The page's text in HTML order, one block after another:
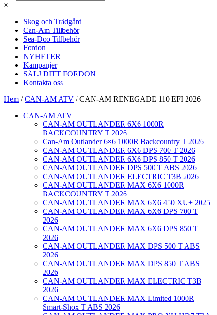
×
Skog och Trädgård
Can-Am Tillbehör
Sea-Doo Tillbehör
Fordon
NYHETER
Kampanjer
SÄLJ DITT FORDON
Kontakta oss
Hem /CAN-AM ATV / CAN-AM RENEGADE 110 EFI 2026
CAN-AM ATV
CAN-AM OUTLANDER 6X6 1000R
BACKCOUNTRY T 2026
Can-Am Outlander 6×6 1000R Backcountry T 2026
CAN-AM OUTLANDER 6X6 DPS 700 T 2026
CAN-AM OUTLANDER 6X6 DPS 850 T 2026
CAN-AM OUTLANDER DPS 500 T ABS 2026
CAN-AM OUTLANDER ELECTRIC T3B 2026
CAN-AM OUTLANDER MAX 6X6 1000R
BACKCOUNTRY T 2026
CAN-AM OUTLANDER MAX 6X6 450 XU+ 2025
CAN-AM OUTLANDER MAX 6X6 DPS 700 T
2026
CAN-AM OUTLANDER MAX 6X6 DPS 850 T
2026
CAN-AM OUTLANDER MAX DPS 500 T ABS
2026
CAN-AM OUTLANDER MAX DPS 850 T ABS
2026
CAN-AM OUTLANDER MAX ELECTRIC T3B
2026
CAN-AM OUTLANDER MAX Limited 1000R
Smart-Shox T ABS 2026